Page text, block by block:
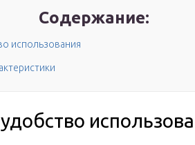
Содержание:
использования